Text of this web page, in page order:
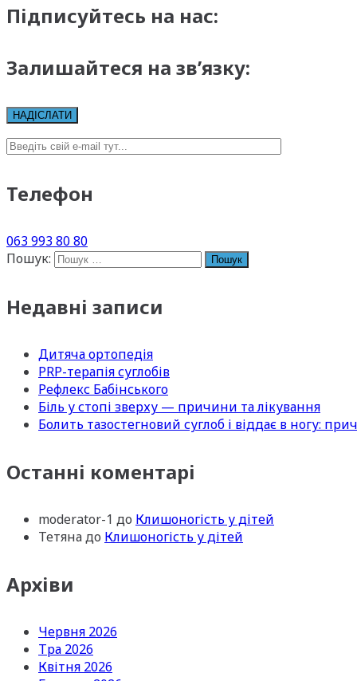
Підписуйтесь на нас:
Залишайтеся на зв’язку:
Телефон
063 993 80 80
Пошук:
Недавні записи
Дитяча ортопедія
PRP-терапія суглобів
Рефлекс Бабінського
Біль у стопі зверху — причини та лікування
Болить тазостегновий суглоб і віддає в ногу:
Останні коментарі
moderator-1 до Клишоногість у дітей
Тетянадо Клишоногість у дітей
Архіви
Червня 2026
Тра 2026
Квітня 2026